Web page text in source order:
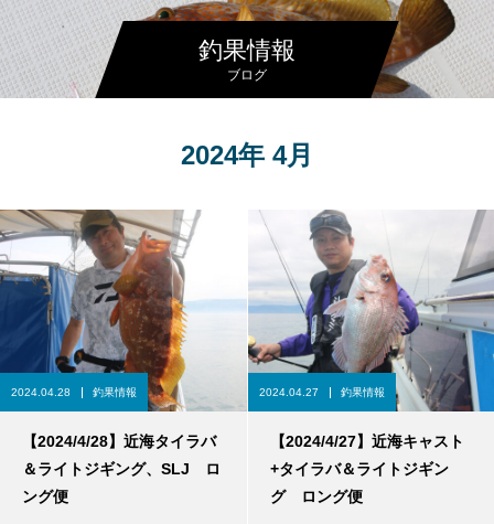
釣果情報
ブログ
2024年 4月
2024.04.28 釣果情報
【2024/4/28】近海タイラバ
＆ライトジギング、SLJ ロ
ング便
2024.04.27 釣果情報
【2024/4/27】近海キャスト
+タイラバ＆ライトジギン
グ ロング便